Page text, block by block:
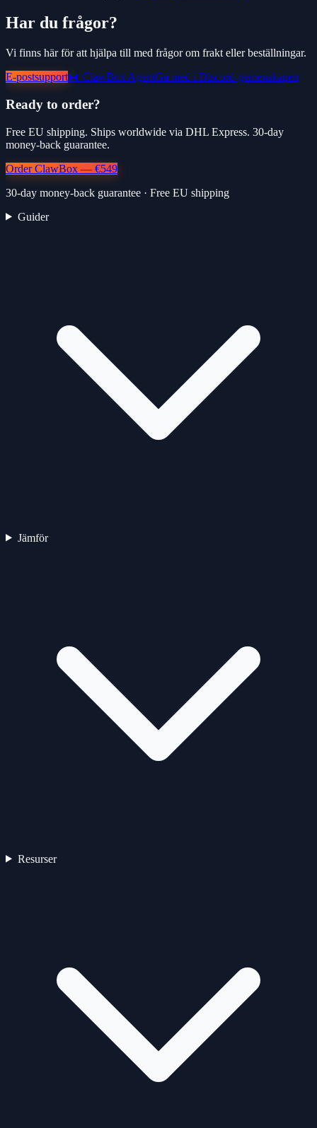
Har du frågor?
Vi finns här för att hjälpa till med frågor om frakt eller beställningar.
E-postsupport🤖 ClawBox AgentGå med i Discord-gemenskapen
Ready to order?
Free EU shipping. Ships worldwide via DHL Express. 30-day
money-back guarantee.
Order ClawBox — €549
30-day money-back guarantee · Free EU shipping
Guider
Jämför
Resurser